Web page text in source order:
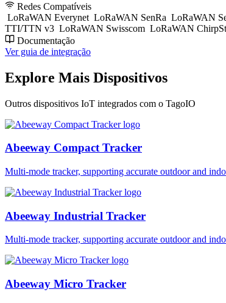
Redes Compatíveis
LoRaWAN Everynet LoRaWAN SenRa LoRaWAN
TTI/TTN v3 LoRaWAN Swisscom LoRaWAN
Documentação
Ver guia de integração
Explore Mais Dispositivos
Outros dispositivos IoT integrados com o TagoIO
Abeeway Compact Tracker
Multi-mode tracker, supporting accurate outdoor and
Abeeway Industrial Tracker
Multi-mode tracker, supporting accurate outdoor and
Abeeway Micro Tracker